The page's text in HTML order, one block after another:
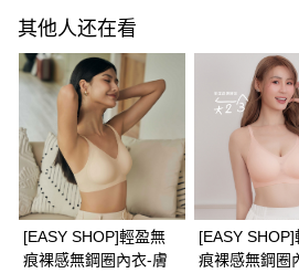
其他人还在看
[EASY SHOP]輕盈無
痕裸感無鋼圈內衣-膚
[EASY SHOP]
痕裸感無鋼圈